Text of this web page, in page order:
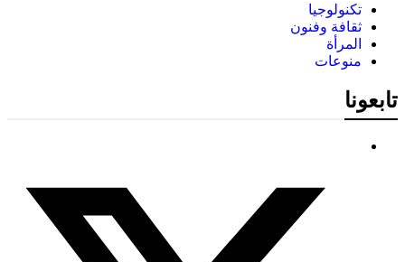
تكنولوجيا
ثقافة وفنون
المرأة
منوعات
تابعونا